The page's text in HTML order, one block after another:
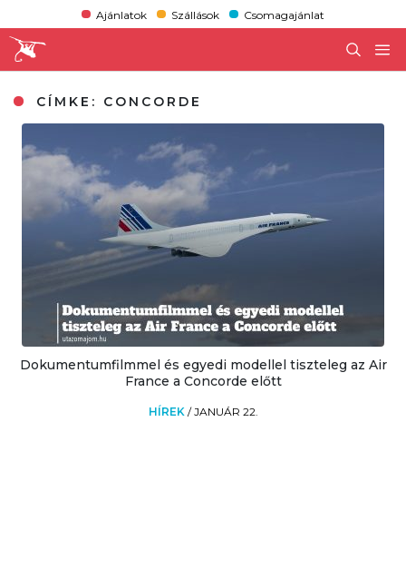
Ajánlatok Szállások Csomagajánlat
CÍMKE: CONCORDE
Dokumentumfilmmel és egyedi modellel tiszteleg az Air
France a Concorde előtt
HÍREK /JANUÁR 22.